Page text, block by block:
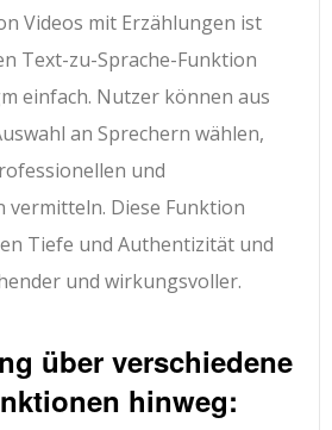
Videos mit Erzählungen ist
Text-zu-Sprache-Funktion
einfach. Nutzer können aus
an Sprechern wählen,
und
vermitteln. Diese Funktion
Tiefe und Authentizität und
und wirkungsvoller.
über verschiedene
hinweg: